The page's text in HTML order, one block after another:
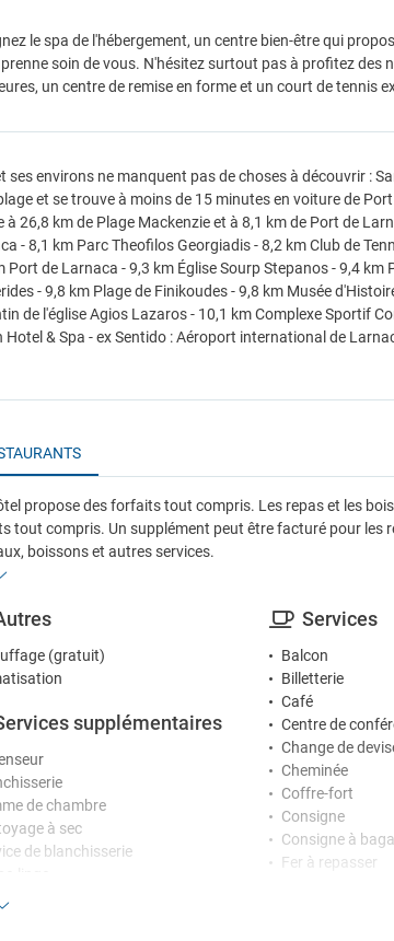
le spa de l'hébergement, un centre bien-être qui
soin de vous. N'hésitez surtout pas à profitez
un centre de remise en forme et un court de tennis
ses environs ne manquent pas de choses à découvrir :
et se trouve à moins de 15 minutes en voiture de
à 26,8 km de Plage Mackenzie et à 8,1 km de Port de
- 8,1 km Parc Theofilos Georgiadis - 8,2 km Club de
Port de Larnaca - 9,3 km Église Sourp Stepanos - 9,4
- 9,8 km Plage de Finikoudes - 9,8 km Musée
de l'église Agios Lazaros - 10,1 km Complexe Sportif
Hotel & Spa - ex Sentido : Aéroport international de
propose des forfaits tout compris. Les repas et les
tout compris. Un supplément peut être facturé pour les
boissons et autres services.
(gratuit)
supplémentaires
de chambre
à sec
de blanchisserie
Services
Balcon
Billetterie
Café
Centre de
Change de
Cheminée
Coffre-fort
Consigne
Consigne à
Fer à repasser